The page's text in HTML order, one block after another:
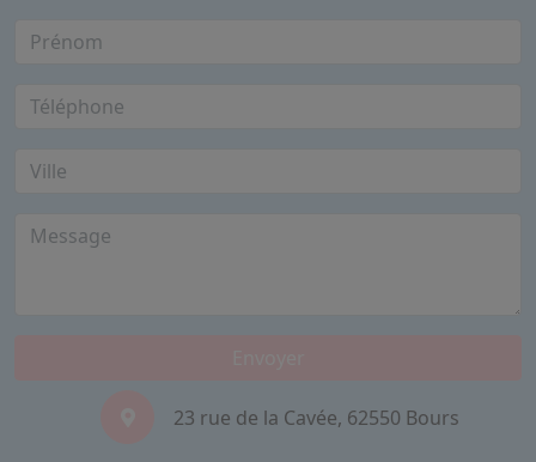
23 rue de la Cavée, 62550 Bours